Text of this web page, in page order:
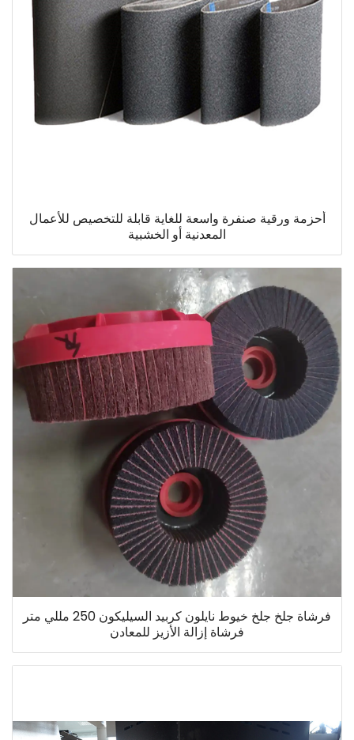
أحزمة ورقية صنفرة واسعة للغاية قابلة للتخصيص للأعمال
المعدنية أو الخشبية
فرشاة جلخ جلخ خيوط نايلون كربيد السيليكون 250 مللي متر
فرشاة إزالة الأزيز للمعادن